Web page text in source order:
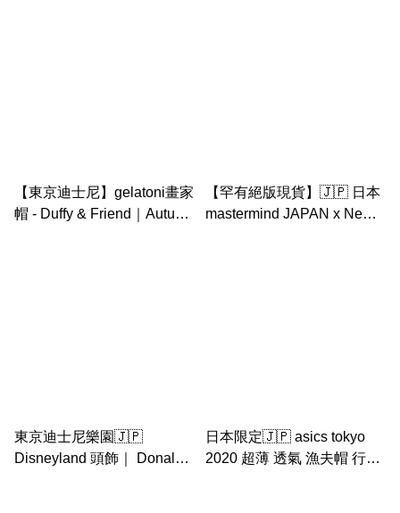
【東京迪士尼】gelatoni畫家
帽 - Duffy & Friend｜Autumn
【罕有絕版現貨】🇯🇵 日本
mastermind JAPAN x New
東京迪士尼樂園🇯🇵
Disneyland 頭飾｜ Donald
日本限定🇯🇵 asics tokyo
2020 超薄 透氣 漁夫帽 行山